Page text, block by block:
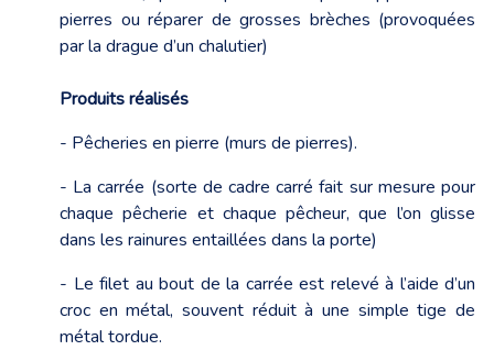
pierres ou réparer de grosses brèches (provoquées
par la drague d’un chalutier)
Produits réalisés
- Pêcheries en pierre (murs de pierres).
- La carrée (sorte de cadre carré fait sur mesure pour
chaque pêcherie et chaque pêcheur, que l’on glisse
dans les rainures entaillées dans la porte)
- Le filet au bout de la carrée est relevé à l’aide d’un
croc en métal, souvent réduit à une simple tige de
métal tordue.